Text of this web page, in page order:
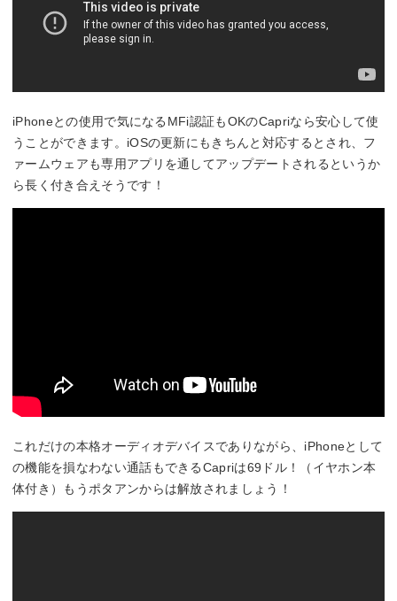
iPhoneとの使用で気になるMFi認証もOKのCapriなら安心して使
うことができます。iOSの更新にもきちんと対応するとされ、フ
ァームウェアも専用アプリを通してアップデートされるというか
ら長く付き合えそうです！
これだけの本格オーディオデバイスでありながら、iPhoneとして
の機能を損なわない通話もできるCapriは69ドル！（イヤホン本
体付き）もうポタアンからは解放されましょう！